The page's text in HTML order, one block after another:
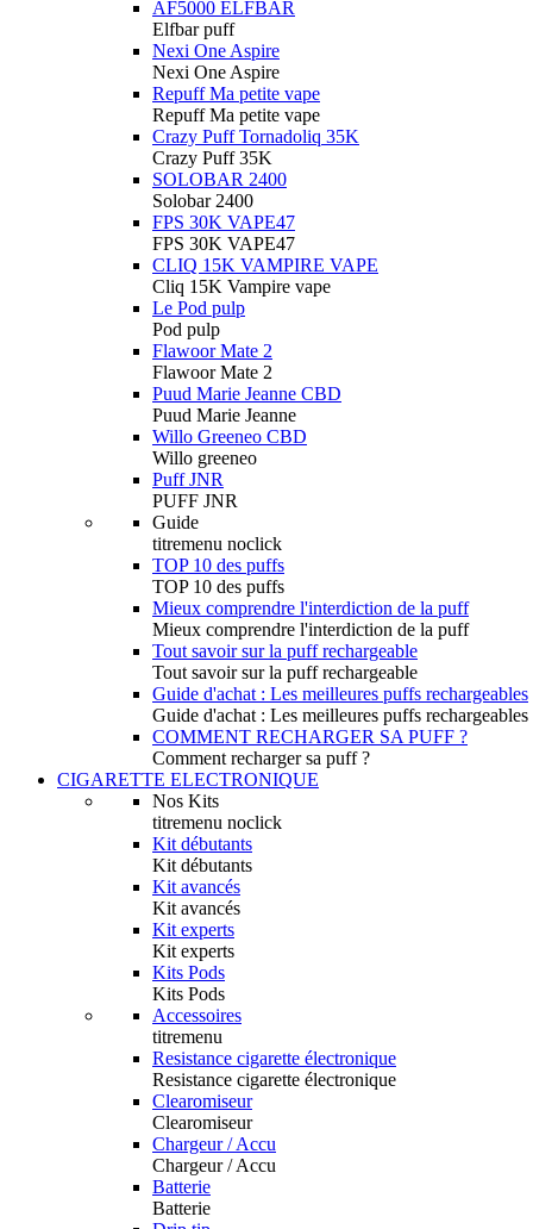
AF5000 ELFBAR
Elfbar puff
Nexi One Aspire
Nexi One Aspire
Repuff Ma petite vape
Repuff Ma petite vape
Crazy Puff Tornadoliq 35K
Crazy Puff 35K
SOLOBAR 2400
Solobar 2400
FPS 30K VAPE47
FPS 30K VAPE47
CLIQ 15K VAMPIRE VAPE
Cliq 15K Vampire vape
Le Pod pulp
Pod pulp
Flawoor Mate 2
Flawoor Mate 2
Puud Marie Jeanne CBD
Puud Marie Jeanne
Willo Greeneo CBD
Willo greeneo
Puff JNR
PUFF JNR
Guide
titremenu noclick
TOP 10 des puffs
TOP 10 des puffs
Mieux comprendre l'interdiction de la puff
Mieux comprendre l'interdiction de la puff
Tout savoir sur la puff rechargeable
Tout savoir sur la puff rechargeable
Guide d'achat : Les meilleures puffs rechargeables
Guide d'achat : Les meilleures puffs rechargeables
COMMENT RECHARGER SA PUFF ?
Comment recharger sa puff ?
CIGARETTE ELECTRONIQUE
Nos Kits
titremenu noclick
Kit débutants
Kit débutants
Kit avancés
Kit avancés
Kit experts
Kit experts
Kits Pods
Kits Pods
Accessoires
titremenu
Resistance cigarette électronique
Resistance cigarette électronique
Clearomiseur
Clearomiseur
Chargeur / Accu
Chargeur / Accu
Batterie
Batterie